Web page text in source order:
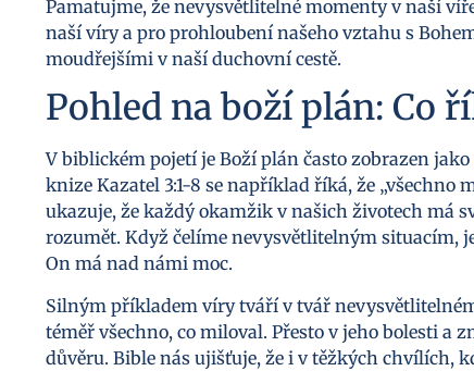
Pamatujme, že nevysvětlitelné momenty v naší
naší víry a pro prohloubení našeho vztahu s
moudřejšími v naší duchovní cestě.
Pohled na boží plán: Co
V biblickém pojetí je Boží plán často zobrazen
knize Kazatel 3:1-8 se například říká, že „všechno
ukazuje, že každý okamžik v našich životech má
rozumět. Když čelíme nevysvětlitelným situacím,
On má nad námi moc.
Silným příkladem víry tváří v tvář
téměř všechno, co miloval. Přesto v jeho bolesti a
důvěru. Bible nás ujišťuje, že i v těžkých chvílích,